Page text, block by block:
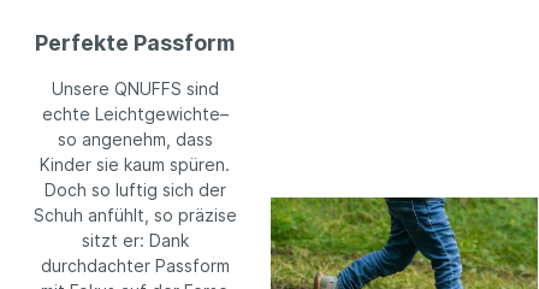
Perfekte Passform
Unsere QNUFFS sind
echte Leichtgewichte–
so angenehm, dass
Kinder sie kaum spüren.
Doch so luftig sich der
Schuh anfühlt, so präzise
sitzt er: Dank
durchdachter Passform